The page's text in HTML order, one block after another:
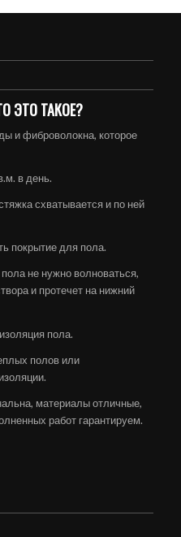
ЭТО ТАКОЕ?
и фиброволокна, которое
в день.
схватывается и по ней
покрытие для пола.
не нужно волноваться,
и протечет на нижний
пола.
полов или
материалы отличные,
работ гарантируем.